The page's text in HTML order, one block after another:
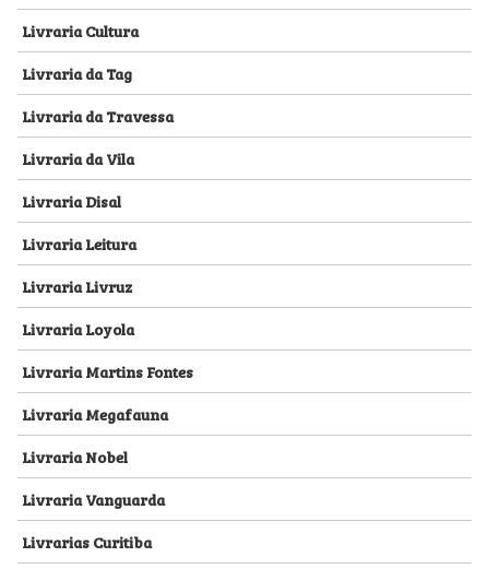
Livraria Cultura
Livraria da Tag
Livraria da Travessa
Livraria da Vila
Livraria Disal
Livraria Leitura
Livraria Livruz
Livraria Loyola
Livraria Martins Fontes
Livraria Megafauna
Livraria Nobel
Livraria Vanguarda
Livrarias Curitiba